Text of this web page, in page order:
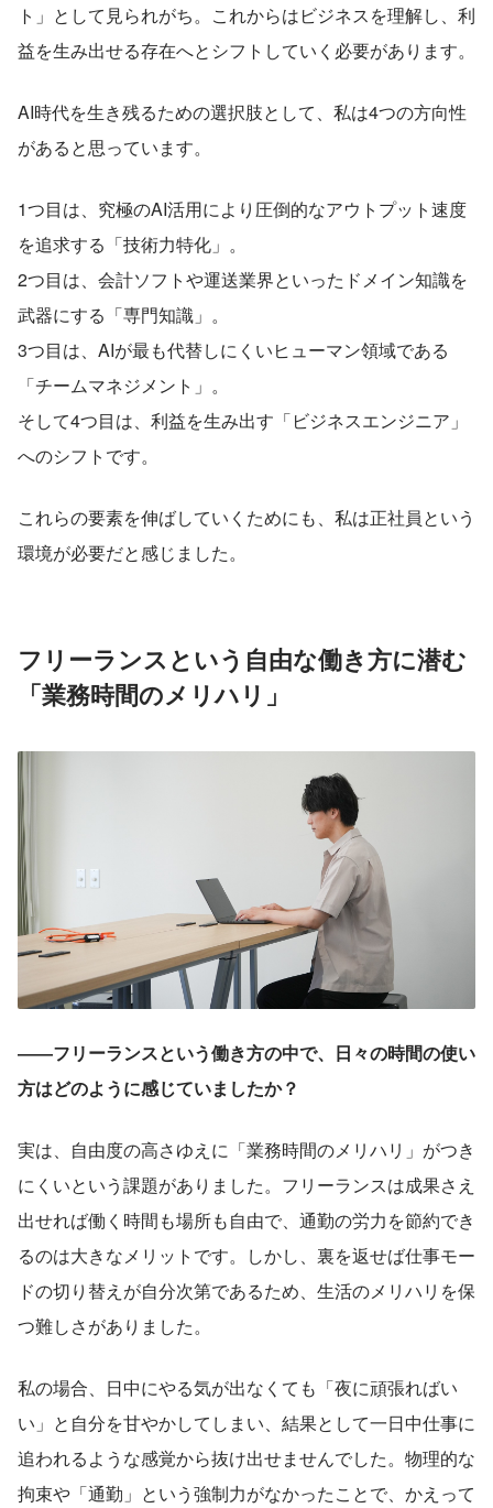
ト」として見られがち。これからはビジネスを理解し、利
益を生み出せる存在へとシフトしていく必要があります。
AI時代を生き残るための選択肢として、私は4つの方向性
があると思っています。
1つ目は、究極のAI活用により圧倒的なアウトプット速度
を追求する「技術力特化」。
2つ目は、会計ソフトや運送業界といったドメイン知識を
武器にする「専門知識」。
3つ目は、AIが最も代替しにくいヒューマン領域である
「チームマネジメント」。
そして4つ目は、利益を生み出す「ビジネスエンジニア」
へのシフトです。
これらの要素を伸ばしていくためにも、私は正社員という
環境が必要だと感じました。
フリーランスという自由な働き方に潜む
「業務時間のメリハリ」
――フリーランスという働き方の中で、日々の時間の使い
方はどのように感じていましたか？
実は、自由度の高さゆえに「業務時間のメリハリ」がつき
にくいという課題がありました。フリーランスは成果さえ
出せれば働く時間も場所も自由で、通勤の労力を節約でき
るのは大きなメリットです。しかし、裏を返せば仕事モー
ドの切り替えが自分次第であるため、生活のメリハリを保
つ難しさがありました。
私の場合、日中にやる気が出なくても「夜に頑張ればい
い」と自分を甘やかしてしまい、結果として一日中仕事に
追われるような感覚から抜け出せませんでした。物理的な
拘束や「通勤」という強制力がなかったことで、かえって